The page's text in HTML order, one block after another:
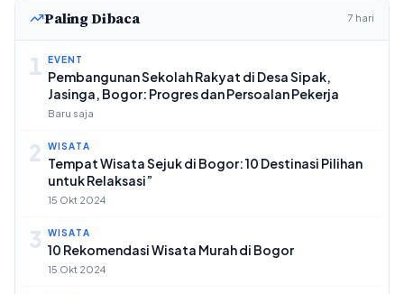
Paling Dibaca 7 hari
1 EVENT
Pembangunan Sekolah Rakyat di Desa Sipak,
Jasinga, Bogor: Progres dan Persoalan Pekerja
Baru saja
2 WISATA
Tempat Wisata Sejuk di Bogor: 10 Destinasi Pilihan
untuk Relaksasi”
15 Okt 2024
3 WISATA
10 Rekomendasi Wisata Murah di Bogor
15 Okt 2024